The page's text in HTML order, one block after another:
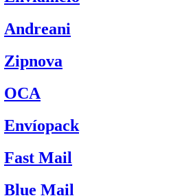
Andreani
Zipnova
OCA
Envíopack
Fast Mail
Blue Mail